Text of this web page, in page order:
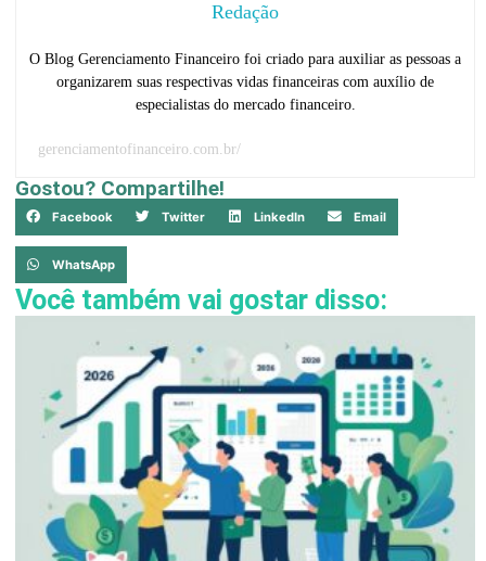
Redação
O Blog Gerenciamento Financeiro foi criado para auxiliar as pessoas a
organizarem suas respectivas vidas financeiras com auxílio de
especialistas do mercado financeiro.
gerenciamentofinanceiro.com.br/
Gostou? Compartilhe!
Facebook Twitter LinkedIn Email
WhatsApp
Você também vai gostar disso: